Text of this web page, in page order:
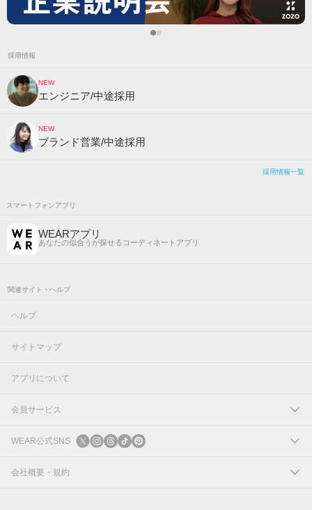
採用情報
NEW
エンジニア/中途採用
NEW
ブランド営業/中途採用
採用情報一覧
スマートフォンアプリ
WEARアプリ
あなたの似合うが探せるコーディネートアプリ
関連サイト・ヘルプ
ヘルプ
サイトマップ
アプリについて
会員サービス
ログイン
新規会員登録
WEAR公式SNS
X
会社概要・規約